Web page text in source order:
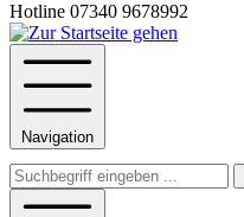
Hotline 07340 9678992
Navigation